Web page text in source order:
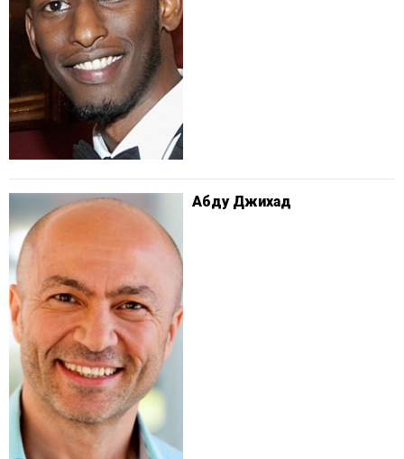
Абду Джихад